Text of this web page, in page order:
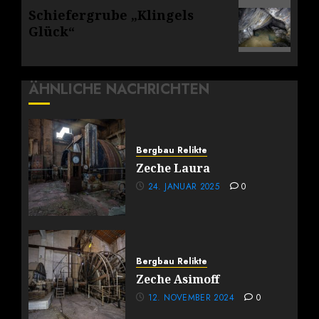
Beitrag:
Schiefergrube „Klingels
Glück“
ÄHNLICHE NACHRICHTEN
Bergbau Relikte
Zeche Laura
24. JANUAR 2025 0
Bergbau Relikte
Zeche Asimoff
12. NOVEMBER 2024 0